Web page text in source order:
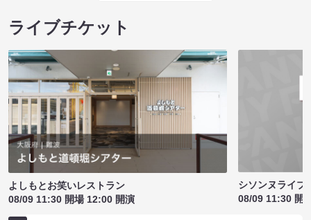
ライブチケット
よしもとお笑いレストラン
08/09 11:30 開場 12:00 開演
シソンヌライ
08/09 11:30 開